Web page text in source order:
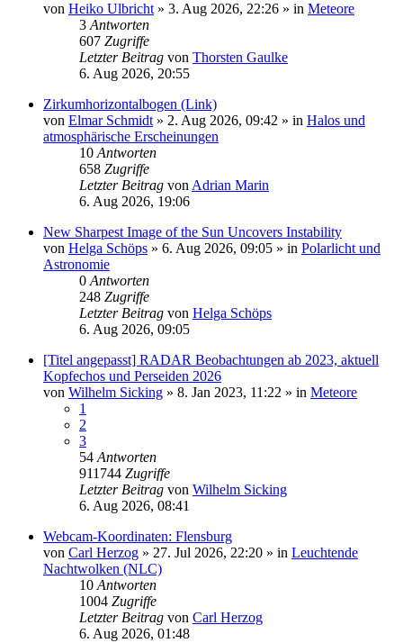
von Heiko Ulbricht » 3. Aug 2026, 22:26 » in Meteore
3 Antworten
607 Zugriffe
Letzter Beitrag von Thorsten Gaulke
6. Aug 2026, 20:55
Zirkumhorizontalbogen (Link)
von Elmar Schmidt » 2. Aug 2026, 09:42 » in Halos und
atmosphärische Erscheinungen
10 Antworten
658 Zugriffe
Letzter Beitrag von Adrian Marin
6. Aug 2026, 19:06
New Sharpest Image of the Sun Uncovers Instability
von Helga Schöps » 6. Aug 2026, 09:05 » in Polarlicht und
Astronomie
0 Antworten
248 Zugriffe
Letzter Beitrag von Helga Schöps
6. Aug 2026, 09:05
[Titel angepasst] RADAR Beobachtungen ab 2023, aktuell
Kopfechos und Perseiden 2026
von Wilhelm Sicking » 8. Jan 2023, 11:22 » in Meteore
1
2
3
54 Antworten
911744 Zugriffe
Letzter Beitrag von Wilhelm Sicking
6. Aug 2026, 08:41
Webcam-Koordinaten: Flensburg
von Carl Herzog » 27. Jul 2026, 22:20 » in Leuchtende
Nachtwolken (NLC)
10 Antworten
1004 Zugriffe
Letzter Beitrag von Carl Herzog
6. Aug 2026, 01:48